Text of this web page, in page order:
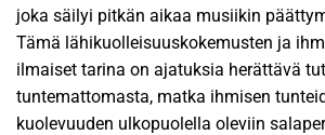
joka säilyi pitkän aikaa musiikin
Tämä lähikuolleisuuskokemusten ja
ilmaiset tarina on ajatuksia herättävä
tuntemattomasta, matka ihmisen
kuolevuuden ulkopuolella oleviin